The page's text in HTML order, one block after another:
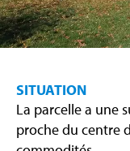
SITUATION
La parcelle a une
proche du centre